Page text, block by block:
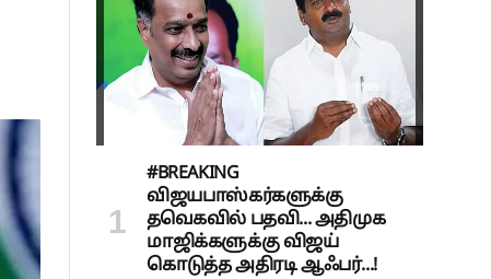
#BREAKING
விஜயபாஸ்கர்களுக்கு
தவெகவில் பதவி... அதிமுக
மாஜிக்களுக்கு விஜய்
கொடுத்த அதிரடி ஆஃபர்...!